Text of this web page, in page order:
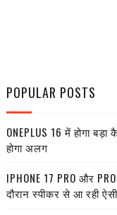
POPULAR POSTS
ONEPLUS 16 में होगा
होगा अलग
IPHONE 17 PRO और
दौरान स्पीकर से आ रही